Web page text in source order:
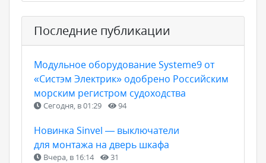
Последние публикации
Модульное оборудование Systeme9 от
«Систэм Электрик» одобрено Российским
морским регистром судоходства
Сегодня, в 01:29 94
Новинка Sinvel — выключатели
для монтажа на дверь шкафа
Вчера, в 16:14 31